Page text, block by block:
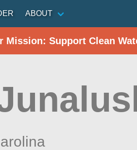
ABOUT
Mission: Support Clean